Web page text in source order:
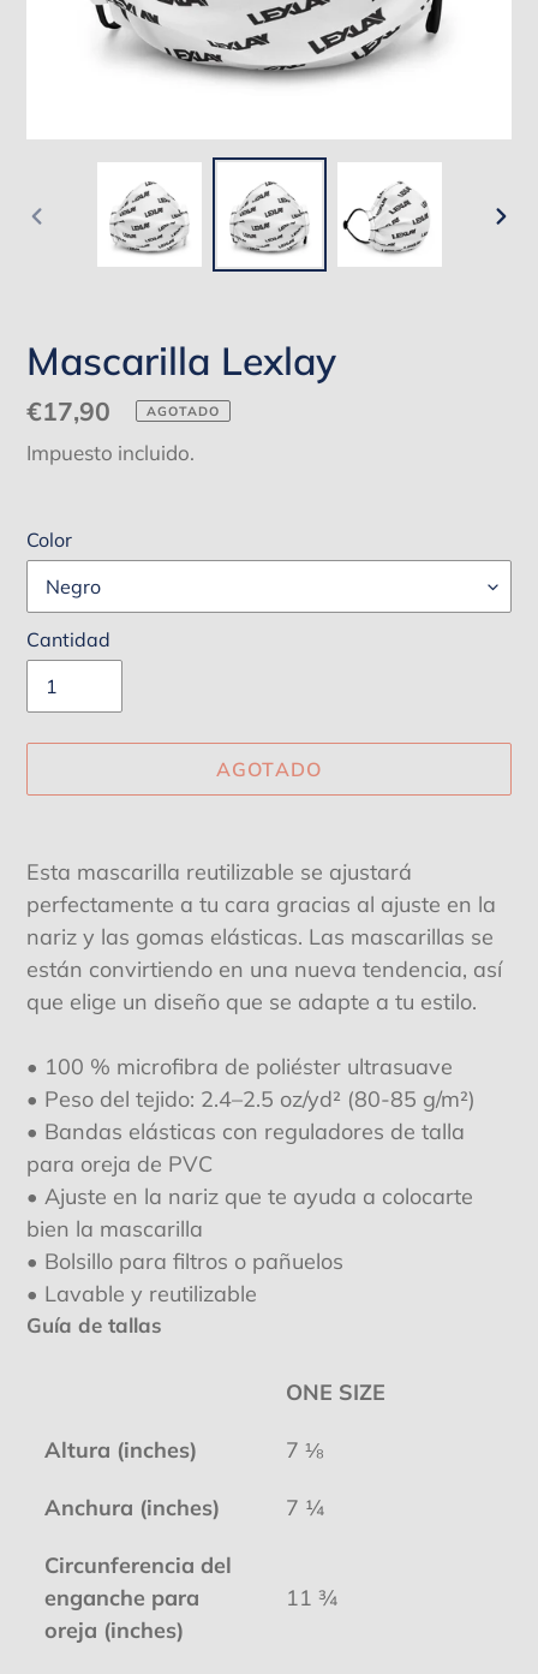
ANTERIOR
DIAPOSITIVA
Mascarilla Lexlay
Precio
habitual
€17,90 AGOTADO
Impuesto incluido.
Color
Cantidad
AGOTADO
el
producto
a
carrito
de
Esta mascarilla reutilizable se ajustará
perfectamente a tu cara gracias al ajuste en la
nariz y las gomas elásticas. Las mascarillas se
están convirtiendo en una nueva tendencia, así
que elige un diseño que se adapte a tu estilo.
• 100 % microfibra de poliéster ultrasuave
• Peso del tejido: 2.4–2.5 oz/yd² (80-85 g/m²)
• Bandas elásticas con reguladores de talla
para oreja de PVC
• Ajuste en la nariz que te ayuda a colocarte
bien la mascarilla
• Bolsillo para filtros o pañuelos
• Lavable y reutilizable
Guía de tallas
ONE SIZE
Altura (inches) 7 ⅛
Anchura (inches) 7 ¼
Circunferencia del
enganche para
oreja (inches)
11 ¾